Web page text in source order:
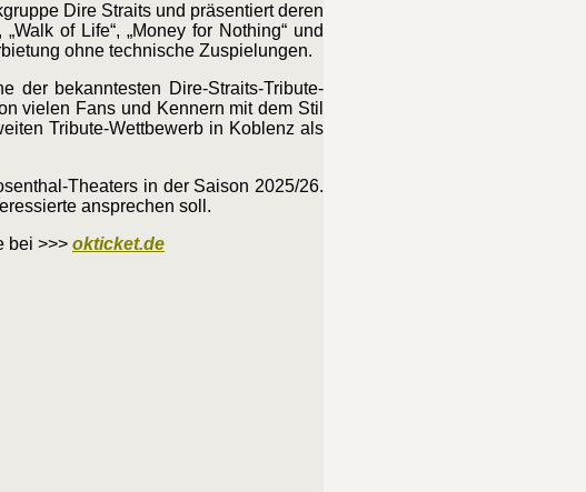
Dire Straits und präsentiert deren
of Life“, „Money for Nothing“ und
ohne technische Zuspielungen.
der bekanntesten Dire-Straits-Tribute-
vielen Fans und Kennern mit dem Stil
Tribute-Wettbewerb in Koblenz als
Theaters in der Saison 2025/26.
ansprechen soll.
bei >>> okticket.de